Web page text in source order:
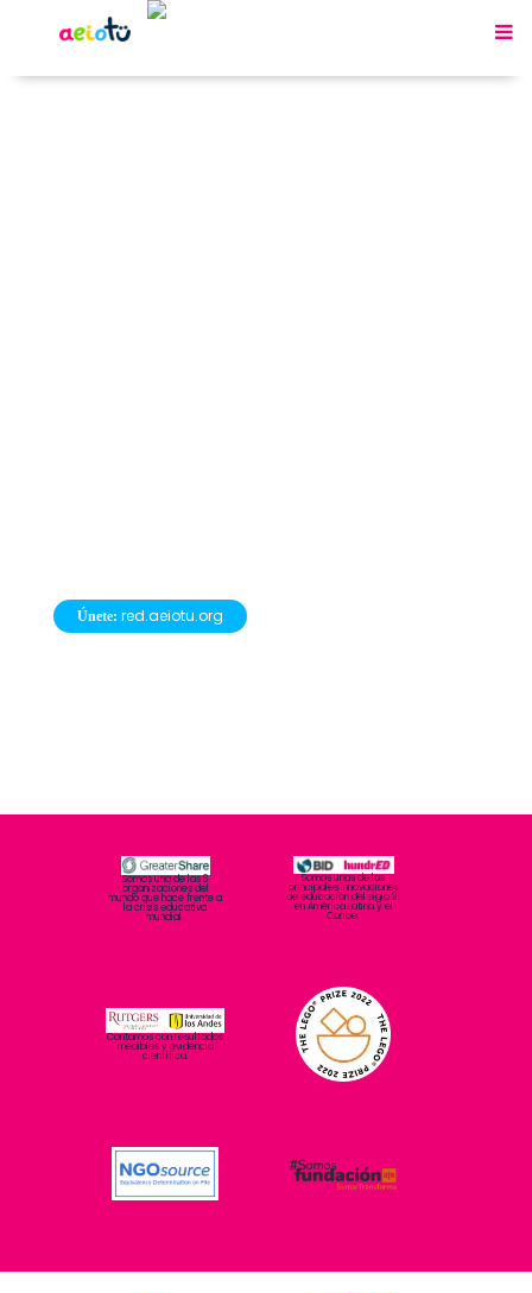
Somos una de las 8
organizaciones del
mundo que hace frente a
la crisis educativa
mundial.
Somos unas de las
principales innovaciones
de educación del siglo 21
en América Latina y el
Caribe.
Contamos con resultados
medibles y evidencia
científica.